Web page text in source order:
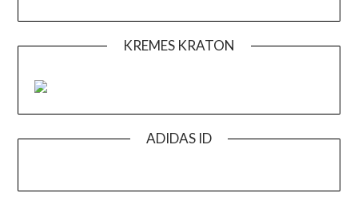
KREMES KRATON
ADIDAS ID